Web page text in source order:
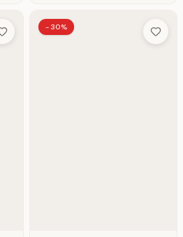
Add to Wish List
-30%
Add to